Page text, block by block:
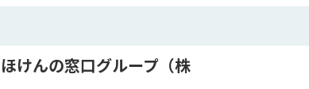
ほけんの窓口グループ（株